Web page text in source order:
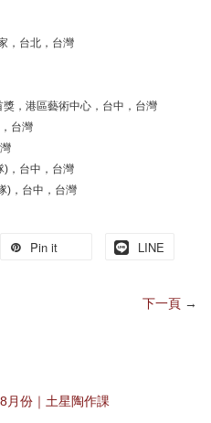
，台北，台灣
，港區藝術中心，台中，台灣
台灣
)，台中，台灣
)，台中，台灣
Pin it LINE
下一頁 →
月份｜土星陶作課